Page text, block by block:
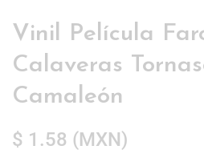
Vinil Película
Calaveras
Camaleón
$ 1.58 (MXN)